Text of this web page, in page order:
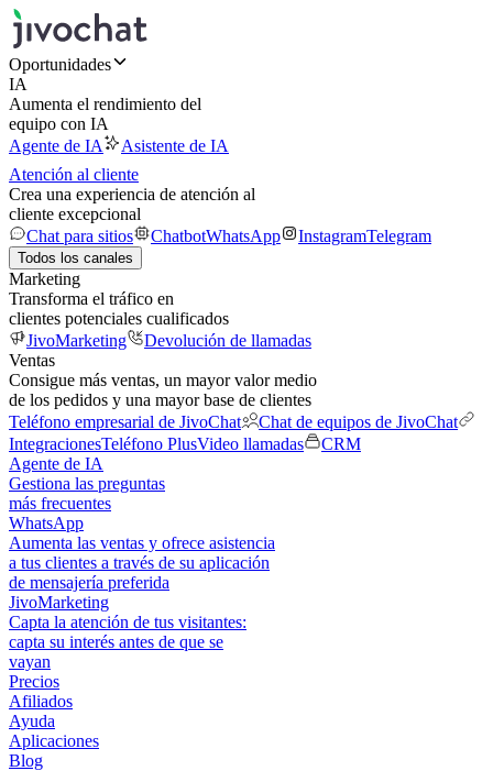
Oportunidades
IA
Aumenta el rendimiento del
equipo con IA
Agente de IA
Asistente de IA
Atención al cliente
Crea una experiencia de atención al
cliente excepcional
Chat para sitios
ChatbotWhatsApp InstagramTelegram
Todos los canales
Marketing
Transforma el tráfico en
clientes potenciales cualificados
JivoMarketing
Devolución de llamadas
Ventas
Consigue más ventas, un mayor valor medio
de los pedidos y una mayor base de clientes
Teléfono empresarial de JivoChat
Chat de equipos de JivoChat
IntegracionesTeléfono PlusVideo llamadas
CRM
Agente de IA
Gestiona las preguntas
más frecuentes
WhatsApp
Aumenta las ventas y ofrece asistencia
a tus clientes a través de su aplicación
de mensajería preferida
JivoMarketing
Capta la atención de tus visitantes:
capta su interés antes de que se
vayan
Precios
Afiliados
Ayuda
Aplicaciones
Blog